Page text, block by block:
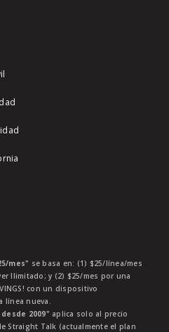
mes" se basa en: (1) $25/línea/mes
Ilimitado; y (2) $25/mes por una
con un dispositivo
línea nueva.
2009" aplica solo al precio
Straight Talk (actualmente el plan